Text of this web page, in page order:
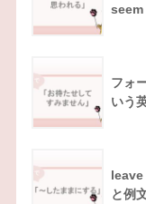
seem
フォ
いう
leave
と例